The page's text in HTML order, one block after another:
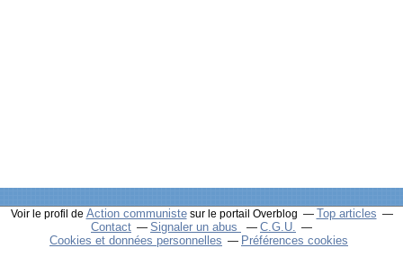
Voir le profil de Action communistesur le portail Overblog
Top articles
Contact
Signaler un abus
C.G.U.
Cookies et données personnelles
Préférences cookies